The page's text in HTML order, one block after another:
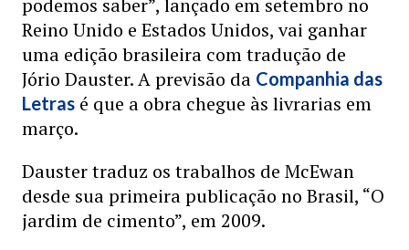
podemos saber”, lançado em setembro no
Reino Unido e Estados Unidos, vai ganhar
uma edição brasileira com tradução de
Jório Dauster. A previsão da Companhia das
Letras é que a obra chegue às livrarias em
março.
Dauster traduz os trabalhos de McEwan
desde sua primeira publicação no Brasil, “O
jardim de cimento”, em 2009.